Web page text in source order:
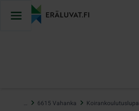
sisältöön
… 6615 Vahanka Koirankoulutuslupa